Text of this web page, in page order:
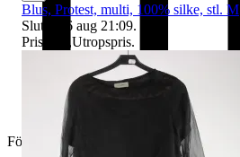
Företag
Blus, Protest, multi, 100% silke, stl. M
Sluttid
16 aug 21:09.
Pris:
,Utropspris.